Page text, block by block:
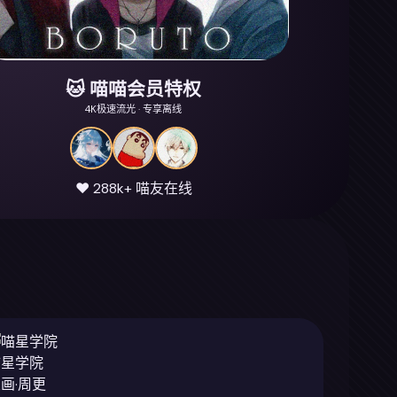
🐱 喵喵会员特权
4K极速流光 · 专享离线
❤️ 288k+ 喵友在线
学院
·周更